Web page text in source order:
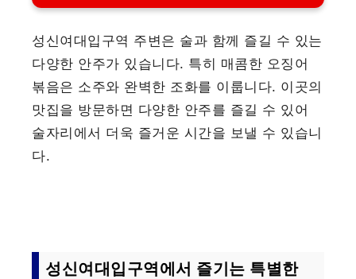
성신여대입구역 주변은 술과 함께 즐길 수 있는
다양한 안주가 있습니다. 특히 매콤한 오징어
볶음은 소주와 완벽한 조화를 이룹니다. 이곳의
맛집을 방문하면 다양한 안주를 즐길 수 있어
술자리에서 더욱 즐거운 시간을 보낼 수 있습니
다.
성신여대입구역에서 즐기는 특별한